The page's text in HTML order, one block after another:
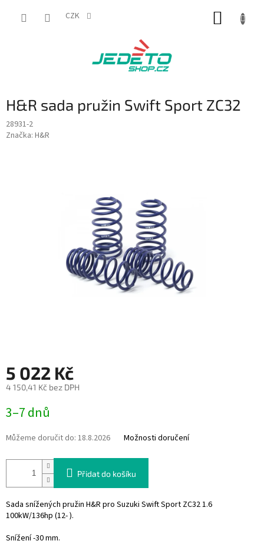
CZK
H&R sada pružin Swift Sport ZC32
28931-2
Značka: H&R
5 022 Kč
4 150,41 Kč bez DPH
cena:
3–7 dnů
Můžeme doručit do: 18.8.2026 Možnosti doručení
Přidat do košíku
Sada snížených pružin H&R pro Suzuki Swift Sport ZC32 1.6
100kW/136hp (12- ).
Snížení -30 mm.